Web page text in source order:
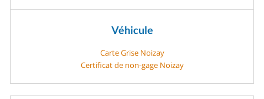
Véhicule
Carte Grise Noizay
Certificat de non-gage Noizay